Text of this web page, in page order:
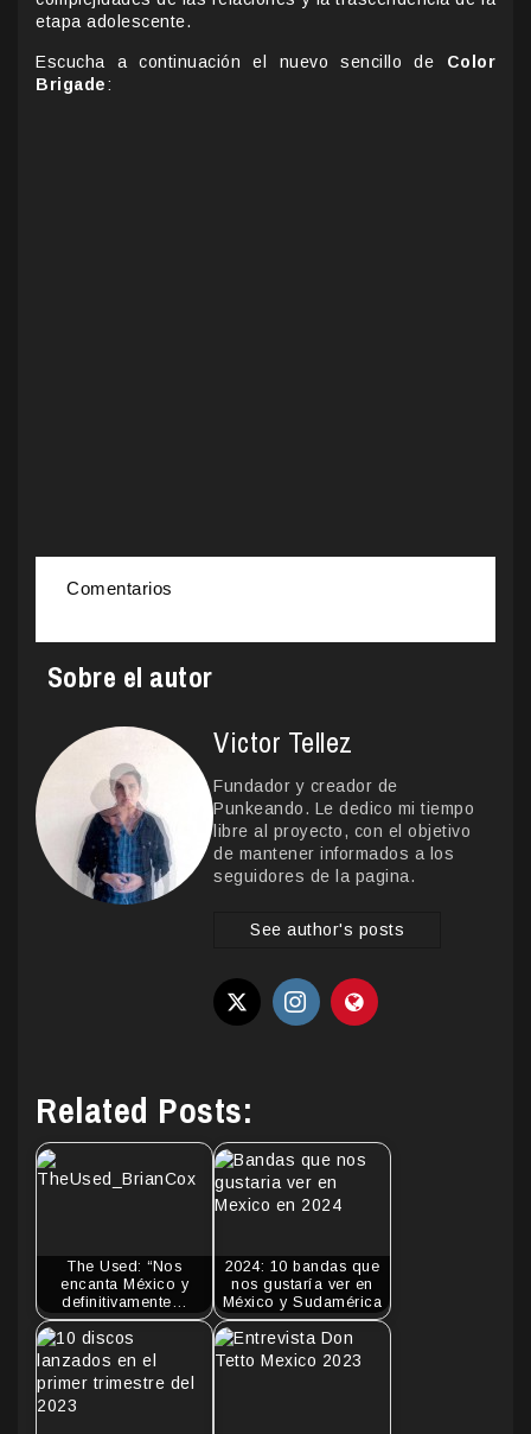
etapa adolescente.
Escucha a continuación el nuevo sencillo de Color
Brigade:
Comentarios
Sobre el autor
Victor Tellez
Fundador y creador de
Punkeando. Le dedico mi tiempo
libre al proyecto, con el objetivo
de mantener informados a los
seguidores de la pagina.
See author's posts
Related Posts:
The Used: “Nos
encanta México y
definitivamente…
2024: 10 bandas que
nos gustaría ver en
México y Sudamérica